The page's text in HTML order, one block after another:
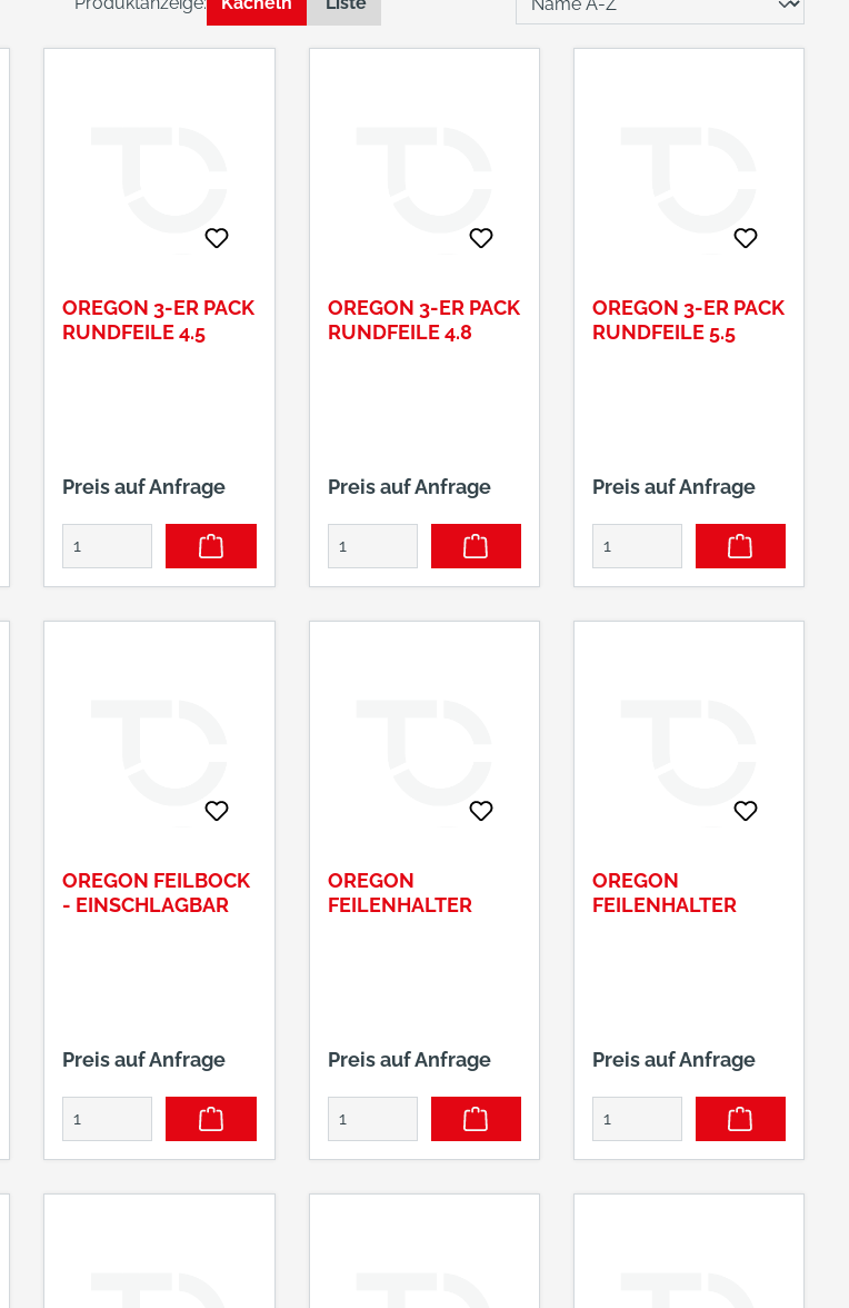
OREGON 3-ER PACK
RUNDFEILE 4.5
Preis auf Anfrage
OREGON 3-ER PACK
RUNDFEILE 4.8
Preis auf Anfrage
OREGON 3-ER PACK
RUNDFEILE 5.5
Preis auf Anfrage
OREGON FEILBOCK
- EINSCHLAGBAR
Preis auf Anfrage
OREGON
FEILENHALTER
Preis auf Anfrage
OREGON
FEILENHALTER
Preis auf Anfrage